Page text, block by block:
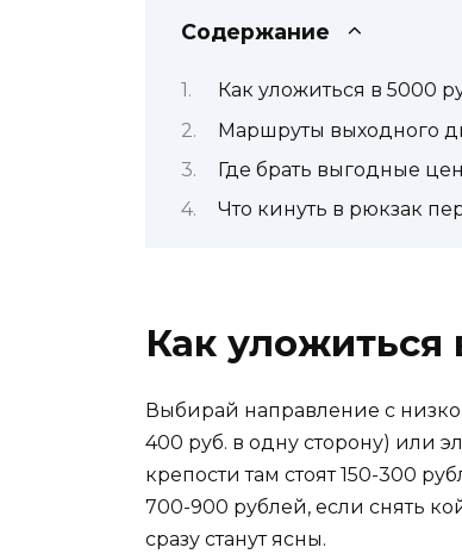
Содержание
Как уложиться в 5000
Маршруты выходного
Где брать выгодные
Что кинуть в рюкзак
Как уложиться
Выбирай направление с
400 руб. в одну сторону) или
крепости там стоят 150-300
700-900 рублей, если снять
сразу станут ясны.